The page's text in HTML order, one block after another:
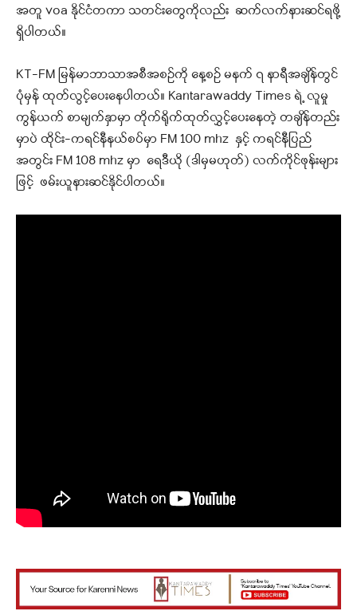
အတူ voa နိုင်ငံတကာ သတင်းတွေကိုလည်း ဆက်လက်နားဆင်ရဖို့
ရှိပါတယ်။
KT-FM မြန်မာဘာသာအစီအစဉ်ကို နေ့စဉ် မနက် ၇ နာရီအချိန်တွင်
ပုံမှန် ထုတ်လွင့်ပေးနေပါတယ်။ Kantarawaddy Times ရဲ့ လူမှု
ကွန်ယက် စာမျက်နှာမှာ တိုက်ရိုက်ထုတ်လွှင့်ပေးနေတဲ့ တချိန်တည်း
မှာပဲ ထိုင်း-ကရင်နီနယ်စပ်မှာ FM 100 mhz နှင့် ကရင်နီပြည်
အတွင်း FM 108 mhz မှာ ရေဒီယို (ဒါမှမဟုတ်) လက်ကိုင်ဖုန်းများ
ဖြင့် ဖမ်းယူနားဆင်နိုင်ပါတယ်။